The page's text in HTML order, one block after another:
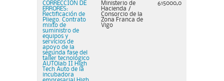
CORRECCIÓN DE
ERRORES:
Rectificación de
Pliego. Contrato
mixto de
suministro de
equipos y
servicios de
apoyo de la
segunda fase del
taller tecnológico
AUTOlab II High
Tech Auto de la
incubadora
Ministerio de
Hacienda /
Consorcio de la
Zona Franca de
Vigo
615000,0